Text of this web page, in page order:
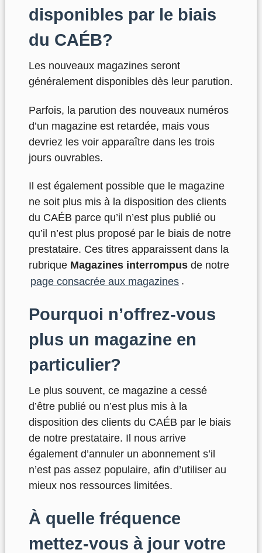
disponibles par le biais
du CAÉB?
Les nouveaux magazines seront
généralement disponibles dès leur parution.
Parfois, la parution des nouveaux numéros
d’un magazine est retardée, mais vous
devriez les voir apparaître dans les trois
jours ouvrables.
Il est également possible que le magazine
ne soit plus mis à la disposition des clients
du CAÉB parce qu’il n’est plus publié ou
qu’il n’est plus proposé par le biais de notre
prestataire. Ces titres apparaissent dans la
rubrique Magazines interrompusde notre
page consacrée aux magazines .
Pourquoi n’offrez-vous
plus un magazine en
particulier?
Le plus souvent, ce magazine a cessé
d’être publié ou n’est plus mis à la
disposition des clients du CAÉB par le biais
de notre prestataire. Il nous arrive
également d’annuler un abonnement s’il
n’est pas assez populaire, afin d’utiliser au
mieux nos ressources limitées.
À quelle fréquence
mettez-vous à jour votre